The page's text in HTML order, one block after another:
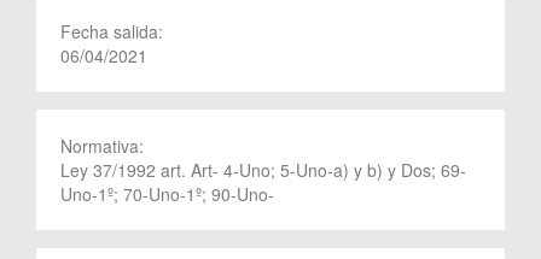
Fecha salida:
06/04/2021
Normativa:
Ley 37/1992 art. Art- 4-Uno; 5-Uno-a) y b) y Dos; 69-
Uno-1º; 70-Uno-1º; 90-Uno-